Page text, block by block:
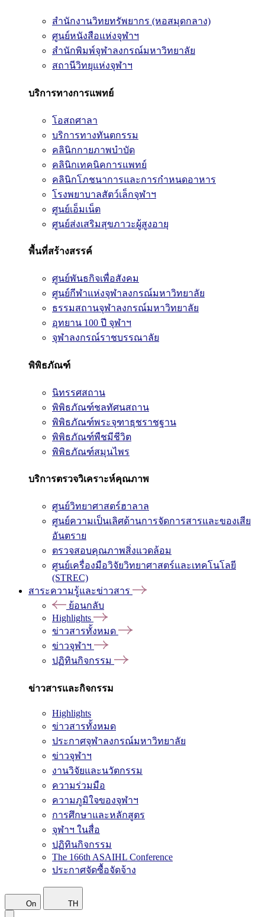
สำนักงานวิทยทรัพยากร (หอสมุดกลาง)
ศูนย์หนังสือแห่งจุฬาฯ
สำนักพิมพ์จุฬาลงกรณ์มหาวิทยาลัย
สถานีวิทยุแห่งจุฬาฯ
บริการทางการแพทย์
โอสถศาลา
บริการทางทันตกรรม
คลินิกกายภาพบำบัด
คลินิกเทคนิคการแพทย์
คลินิกโภชนาการและการกำหนดอาหาร
โรงพยาบาลสัตว์เล็กจุฬาฯ
ศูนย์เอ็มเน็ต
ศูนย์ส่งเสริมสุขภาวะผู้สูงอายุ
พื้นที่สร้างสรรค์
ศูนย์พันธกิจเพื่อสังคม
ศูนย์กีฬาแห่งจุฬาลงกรณ์มหาวิทยาลัย
ธรรมสถานจุฬาลงกรณ์มหาวิทยาลัย
อุทยาน 100 ปี จุฬาฯ
จุฬาลงกรณ์ราชบรรณาลัย
พิพิธภัณฑ์
นิทรรศสถาน
พิพิธภัณฑ์ชลทัศนสถาน
พิพิธภัณฑ์พระจุฑาธุชราชฐาน
พิพิธภัณฑ์พืชมีชีวิต
พิพิธภัณฑ์สมุนไพร
บริการตรวจวิเคราะห์คุณภาพ
ศูนย์วิทยาศาสตร์ฮาลาล
ศูนย์ความเป็นเลิศด้านการจัดการสารและของเสีย
อันตราย
ตรวจสอบคุณภาพสิ่งแวดล้อม
ศูนย์เครื่องมือวิจัยวิทยาศาสตร์และเทคโนโลยี
(STREC)
สาระความรู้และข่าวสาร
ย้อนกลับ
Highlights
ข่าวสารทั้งหมด
ข่าวจุฬาฯ
ปฏิทินกิจกรรม
ข่าวสารและกิจกรรม
Highlights
ข่าวสารทั้งหมด
ประกาศจุฬาลงกรณ์มหาวิทยาลัย
ข่าวจุฬาฯ
งานวิจัยและนวัตกรรม
ความร่วมมือ
ความภูมิใจของจุฬาฯ
การศึกษาและหลักสูตร
จุฬาฯ ในสื่อ
ปฏิทินกิจกรรม
The 166th ASAIHL Conference
ประกาศจัดซื้อจัดจ้าง
On TH